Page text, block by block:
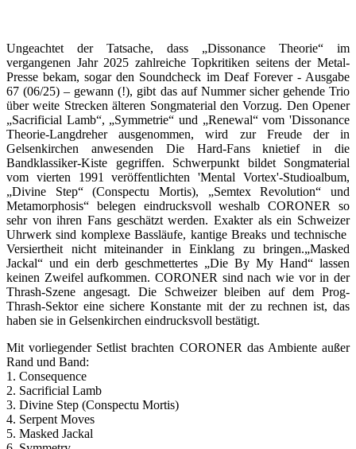
Ungeachtet der Tatsache, dass „Dissonance Theorie“ im
vergangenen Jahr 2025 zahlreiche Topkritiken seitens der Metal-
Presse bekam, sogar den Soundcheck im Deaf Forever - Ausgabe
67 (06/25) – gewann (!), gibt das auf Nummer sicher gehende Trio
über weite Strecken älteren Songmaterial den Vorzug. Den Opener
„Sacrificial Lamb“, „Symmetrie“ und „Renewal“ vom 'Dissonance
Theorie-Langdreher ausgenommen, wird zur Freude der in
Gelsenkirchen anwesenden Die Hard-Fans knietief in die
Bandklassiker-Kiste gegriffen. Schwerpunkt bildet Songmaterial
vom vierten 1991 veröffentlichten 'Mental Vortex'-Studioalbum,
„Divine Step“ (Conspectu Mortis), „Semtex Revolution“ und
Metamorphosis“ belegen eindrucksvoll weshalb CORONER so
sehr von ihren Fans geschätzt werden. Exakter als ein Schweizer
Uhrwerk sind komplexe Bassläufe, kantige Breaks und technische
Versiertheit nicht miteinander in Einklang zu bringen.„Masked
Jackal“ und ein derb geschmettertes „Die By My Hand“ lassen
keinen Zweifel aufkommen. CORONER sind nach wie vor in der
Thrash-Szene angesagt. Die Schweizer bleiben auf dem Prog-
Thrash-Sektor eine sichere Konstante mit der zu rechnen ist, das
haben sie in Gelsenkirchen eindrucksvoll bestätigt.
Mit vorliegender Setlist brachten CORONER das Ambiente außer
Rand und Band:
1. Consequence
2. Sacrificial Lamb
3. Divine Step (Conspectu Mortis)
4. Serpent Moves
5. Masked Jackal